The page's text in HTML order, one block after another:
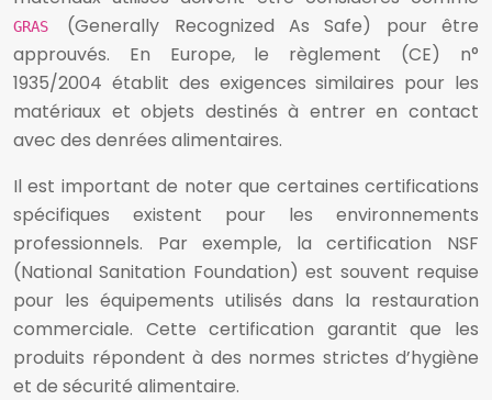
GRAS (Generally Recognized As Safe) pour être
approuvés. En Europe, le règlement (CE) n°
1935/2004 établit des exigences similaires pour les
matériaux et objets destinés à entrer en contact
avec des denrées alimentaires.
Il est important de noter que certaines certifications
spécifiques existent pour les environnements
professionnels. Par exemple, la certification NSF
(National Sanitation Foundation) est souvent requise
pour les équipements utilisés dans la restauration
commerciale. Cette certification garantit que les
produits répondent à des normes strictes d’hygiène
et de sécurité alimentaire.